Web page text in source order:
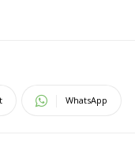
WhatsApp